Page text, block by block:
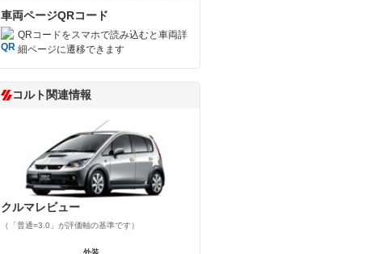
車両ページQRコード
QRコードをスマホで読み込むと車両詳
細ページに遷移できます
コルト関連情報
クルマレビュー
（「普通=3.0」が評価軸の基準です）
外装
外装